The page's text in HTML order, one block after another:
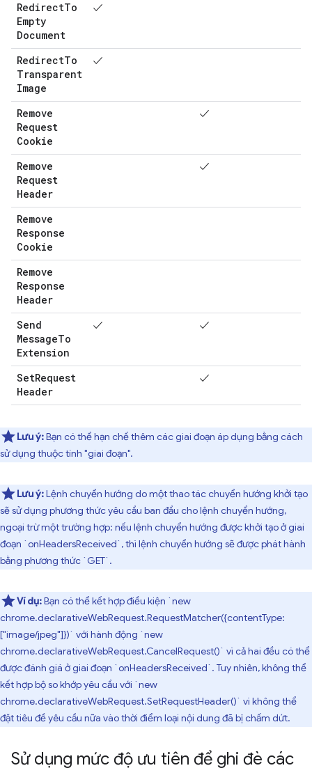
RedirectTo
Empty
Document
✓
RedirectTo
Transparent
Image
✓
Remove
Request
Cookie
✓
Remove
Request
Header
✓
Remove
Response
Cookie
Remove
Response
Header
Send
MessageTo
Extension
✓ ✓
SetRequest
Header
✓
Lưu ý:Bạn có thể hạn chế thêm các giai đoạn áp dụng bằng cách
sử dụng thuộc tính "giai đoạn".
Lưu ý:Lệnh chuyển hướng do một thao tác chuyển hướng khởi tạo
sẽ sử dụng phương thức yêu cầu ban đầu cho lệnh chuyển hướng,
ngoại trừ một trường hợp: nếu lệnh chuyển hướng được khởi tạo ở giai
đoạn `onHeadersReceived`, thì lệnh chuyển hướng sẽ được phát hành
bằng phương thức `GET`.
Ví dụ:Bạn có thể kết hợp điều kiện `new
chrome.declarativeWebRequest.RequestMatcher({contentType:
["image/jpeg"]})` với hành động `new
chrome.declarativeWebRequest.CancelRequest()` vì cả hai đều có thể
được đánh giá ở giai đoạn `onHeadersReceived`. Tuy nhiên, không thể
kết hợp bộ so khớp yêu cầu với `new
chrome.declarativeWebRequest.SetRequestHeader()` vì không thể
đặt tiêu đề yêu cầu nữa vào thời điểm loại nội dung đã bị chấm dứt.
Sử dụng mức độ ưu tiên để ghi đè các